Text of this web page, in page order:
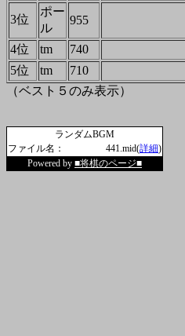
3位
ポー
ル
955
4位 tm
740
5位
tm
710
（ベスト５のみ表示）
ランダムBGM
ファイル名：
441.mid(詳細)
Powered by ■将棋のページ■